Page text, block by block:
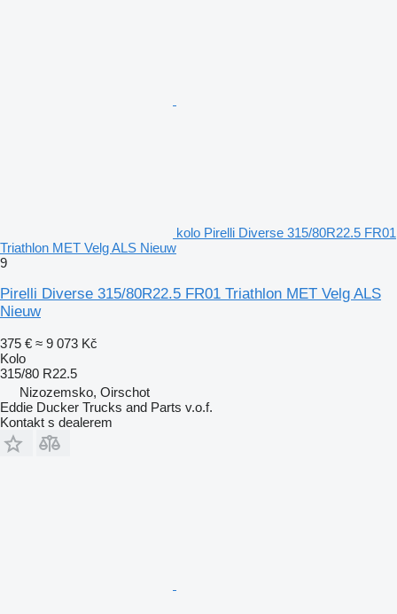
kolo Pirelli Diverse 315/80R22.5 FR01
Triathlon MET Velg ALS Nieuw
9
Pirelli Diverse 315/80R22.5 FR01 Triathlon MET Velg ALS
Nieuw
375 € ≈ 9 073 Kč
Kolo
315/80 R22.5
Nizozemsko, Oirschot
Eddie Ducker Trucks and Parts v.o.f.
Kontakt s dealerem